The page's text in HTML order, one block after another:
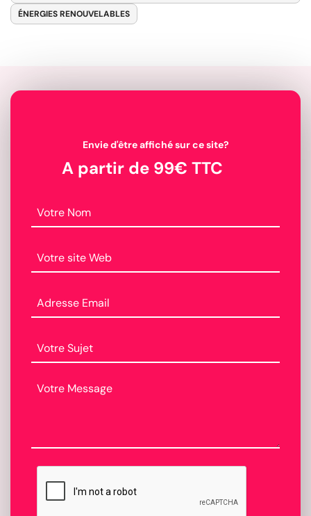
ÉNERGIES RENOUVELABLES
Envie d'être affiché sur ce site?
A partir de 99€ TTC